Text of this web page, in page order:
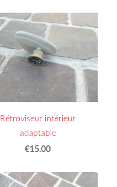
Rétroviseur intérieur
adaptable
€15.00